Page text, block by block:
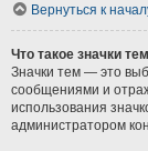
Вернуться к
Что такое значки
Значки тем — это
сообщениями и
использования
администратором